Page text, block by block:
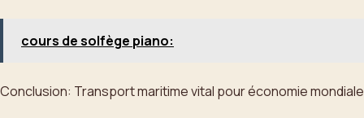
cours de solfège piano:
Conclusion: Transport maritime vital pour économie mondiale